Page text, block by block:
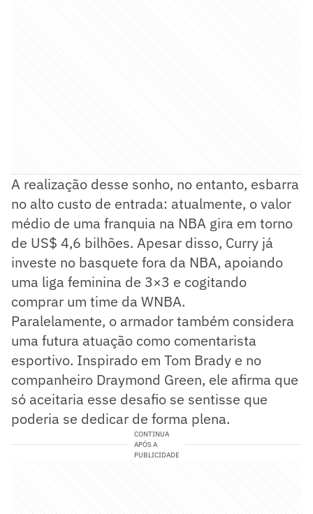
A realização desse sonho, no entanto, esbarra
no alto custo de entrada: atualmente, o valor
médio de uma franquia na NBA gira em torno
de US$ 4,6 bilhões. Apesar disso, Curry já
investe no basquete fora da NBA, apoiando
uma liga feminina de 3×3 e cogitando
comprar um time da WNBA.
Paralelamente, o armador também considera
uma futura atuação como comentarista
esportivo. Inspirado em Tom Brady e no
companheiro Draymond Green, ele afirma que
só aceitaria esse desafio se sentisse que
poderia se dedicar de forma plena.
CONTINUA
APÓS A
PUBLICIDADE